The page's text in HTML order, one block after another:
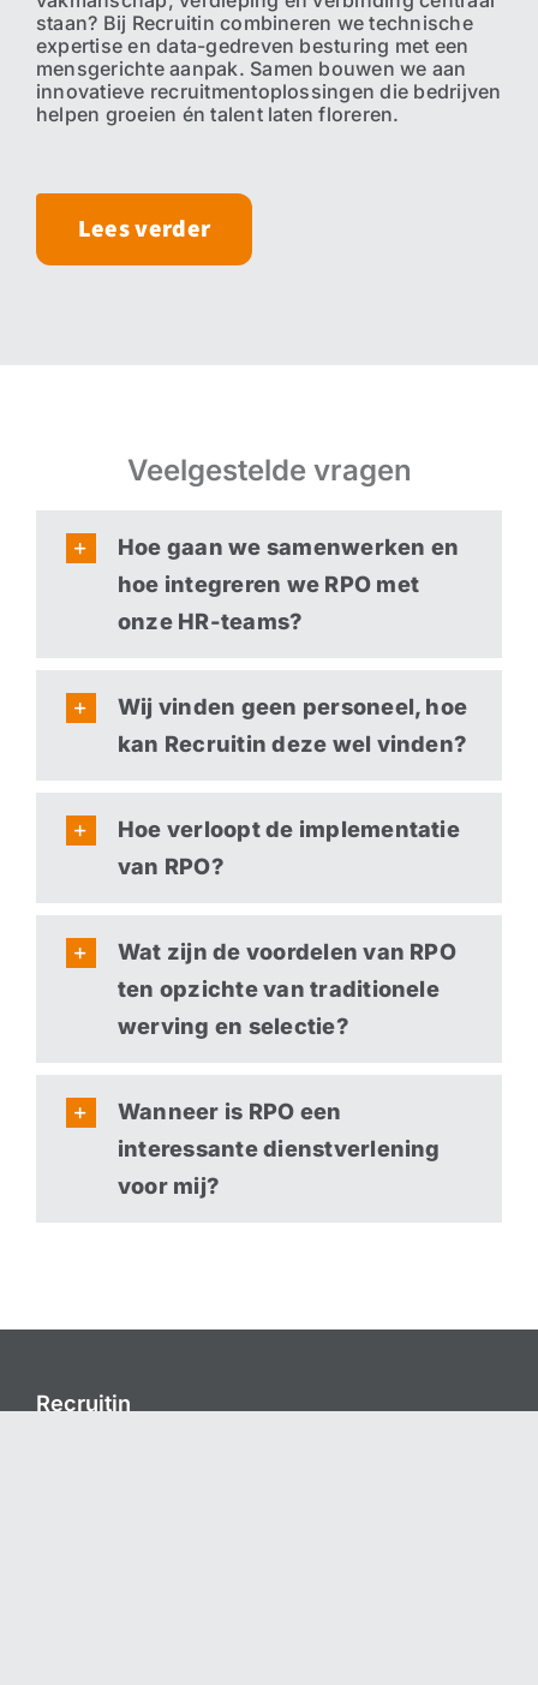
staan? Bij Recruitin combineren we technische
expertise en data-gedreven besturing met een
mensgerichte aanpak. Samen bouwen we aan
innovatieve recruitmentoplossingen die bedrijven
helpen groeien én talent laten floreren.
Lees verder
Veelgestelde vragen
Hoe gaan we samenwerken en
hoe integreren we RPO met
onze HR-teams?
Wij vinden geen personeel, hoe
kan Recruitin deze wel vinden?
Hoe verloopt de implementatie
van RPO?
Wat zijn de voordelen van RPO
ten opzichte van traditionele
werving en selectie?
Wanneer is RPO een
interessante dienstverlening
voor mij?
Recruitin